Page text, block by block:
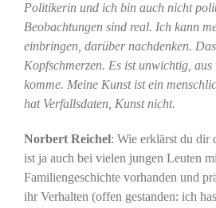
Politikerin und ich bin auch nicht
Beobachtungen sind real. Ich kann
einbringen, darüber nachdenken.
Kopfschmerzen. Es ist unwichtig,
komme. Meine Kunst ist ein
hat Verfallsdaten, Kunst nicht.
Norbert Reichel: Wie erklärst du dir
ist ja auch bei vielen jungen Leuten
Familiengeschichte vorhanden und
ihr Verhalten (offen gestanden: ich